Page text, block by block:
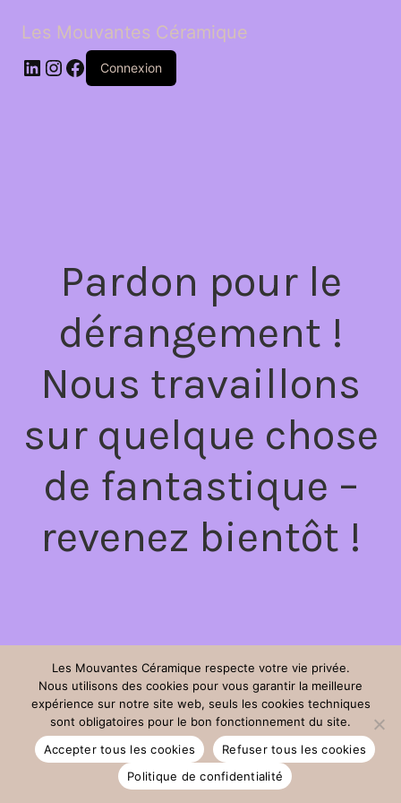
Les Mouvantes Céramique
LinkedIn
Instagram
Facebook
Connexion
Pardon pour le
dérangement !
Nous travaillons
sur quelque chose
de fantastique –
revenez bientôt !
Les Mouvantes Céramique respecte votre vie privée.
Nous utilisons des cookies pour vous garantir la meilleure
expérience sur notre site web, seuls les cookies techniques
sont obligatoires pour le bon fonctionnement du site.
Accepter tous les cookies
Refuser tous les cookies
Politique de confidentialité